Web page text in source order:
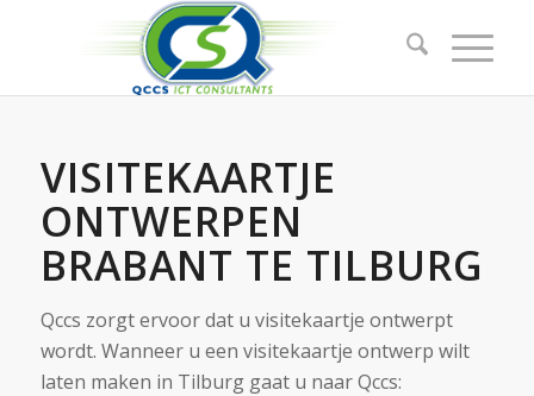
VISITEKAARTJE
ONTWERPEN
BRABANT TE TILBURG
Qccs zorgt ervoor dat u visitekaartje ontwerpt
wordt. Wanneer u een visitekaartje ontwerp wilt
laten maken in Tilburg gaat u naar Qccs: